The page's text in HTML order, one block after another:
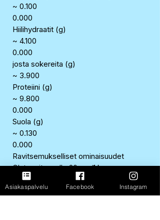
~ 0.100
0.000
Hiilihydraatit (g)
~ 4.100
0.000
josta sokereita (g)
~ 3.900
Proteiini (g)
~ 9.800
0.000
Suola (g)
~ 0.130
0.000
Ravitsemukselliset ominaisuudet
Gluteeniton, alle 20 mg/1 kg
Runsaasti proteiinia sisältävä
Rasvaton
Asiakaspalvelu Facebook Instagram